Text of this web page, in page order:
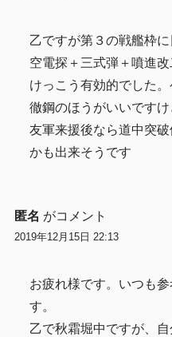
乙ですが第３の戦艦枠
空電探＋三式弾＋噴進
けっこう有効的でした
徹鋼のほうがいいですけ
友軍来援後なら道中突
かも出来そうです
匿名 がコメント
2019年12月15日 22:13
お疲れ様です。いつも
す。
乙で秋霜堀中ですが、自